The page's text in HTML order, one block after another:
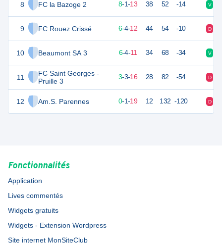
8 FC la Bazoge 2
9 FC Rouez Crissé
10 Beaumont SA 3
11
FC Saint Georges -
Pruille 3
12 Am.S. Parennes
8-1-13 38 52 -14 V
22 6-4-12 44 54 -10 D
6-4-11 34 68 -34 V
12 3-3-16 28 82 -54 D
-1 0-1-19 12 132 -120 D
Fonctionnalités
Application
Lives commentés
Widgets gratuits
Widgets - Extension Wordpress
Site internet MonSiteClub